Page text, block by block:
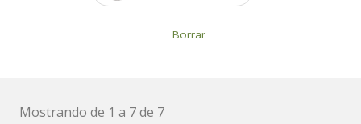
Borrar
Mostrando de 1 a 7 de 7